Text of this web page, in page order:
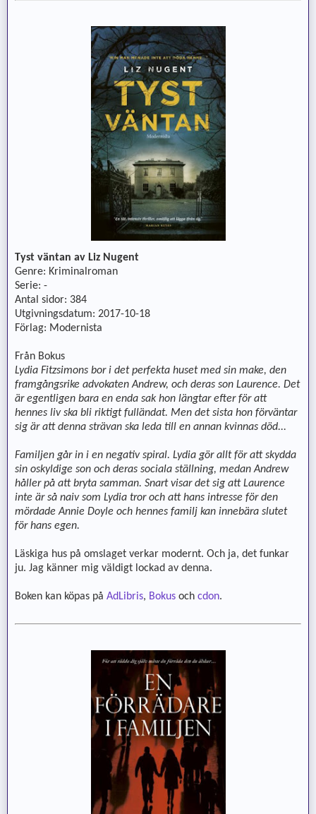
Tyst väntan av Liz Nugent
Genre: Kriminalroman
Serie: -
Antal sidor: 384
Utgivningsdatum: 2017-10-18
Förlag: Modernista
Från Bokus
Lydia Fitzsimons bor i det perfekta huset med sin make, den
framgångsrike advokaten Andrew, och deras son Laurence. Det
är egentligen bara en enda sak hon längtar efter för att
hennes liv ska bli riktigt fulländat. Men det sista hon förväntar
sig är att denna strävan ska leda till en annan kvinnas död...
Familjen går in i en negativ spiral. Lydia gör allt för att skydda
sin oskyldige son och deras sociala ställning, medan Andrew
håller på att bryta samman. Snart visar det sig att Laurence
inte är så naiv som Lydia tror och att hans intresse för den
mördade Annie Doyle och hennes familj kan innebära slutet
för hans egen.
Läskiga hus på omslaget verkar modernt. Och ja, det funkar
ju. Jag känner mig väldigt lockad av denna.
Boken kan köpas på AdLibris, Bokus och cdon.